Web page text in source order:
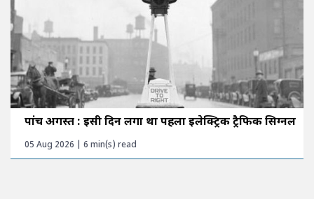
पांच अगस्त : इसी दिन लगा था पहला इलेक्ट्रिक ट्रैफिक सिग्नल
05 Aug 2026 | 6 min(s) read